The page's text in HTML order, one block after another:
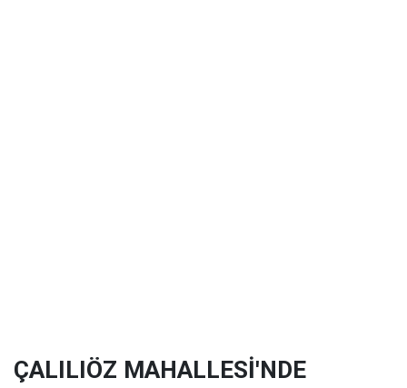
ÇALILIÖZ MAHALLESİ'NDE